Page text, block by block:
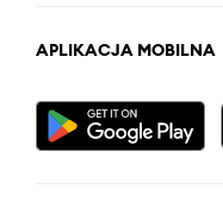
APLIKACJA MOBILNA